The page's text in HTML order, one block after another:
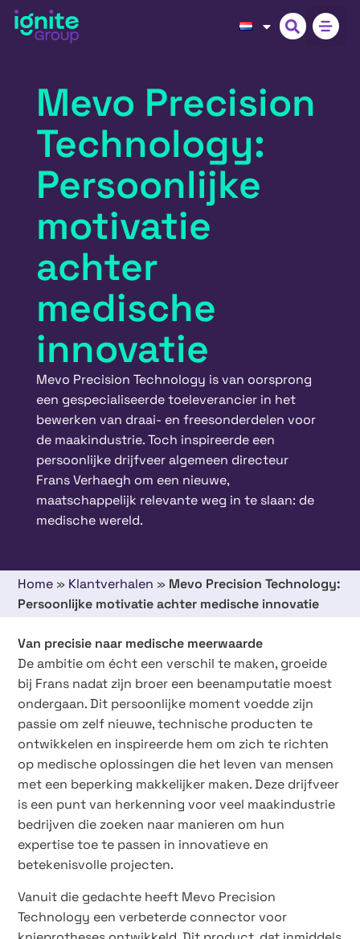
Mevo Precision
Technology:
Persoonlijke
motivatie
achter
medische
innovatie
Mevo Precision Technology is van oorsprong
een gespecialiseerde toeleverancier in het
bewerken van draai- en freesonderdelen voor
de maakindustrie. Toch inspireerde een
persoonlijke drijfveer algemeen directeur
Frans Verhaegh om een nieuwe,
maatschappelijk relevante weg in te slaan: de
medische wereld.
Home » Klantverhalen » Mevo Precision Technology:
Persoonlijke motivatie achter medische innovatie
Van precisie naar medische meerwaarde
De ambitie om écht een verschil te maken, groeide
bij Frans nadat zijn broer een beenamputatie moest
ondergaan. Dit persoonlijke moment voedde zijn
passie om zelf nieuwe, technische producten te
ontwikkelen en inspireerde hem om zich te richten
op medische oplossingen die het leven van mensen
met een beperking makkelijker maken. Deze drijfveer
is een punt van herkenning voor veel maakindustrie
bedrijven die zoeken naar manieren om hun
expertise toe te passen in innovatieve en
betekenisvolle projecten.
Vanuit die gedachte heeft Mevo Precision
Technology een verbeterde connector voor